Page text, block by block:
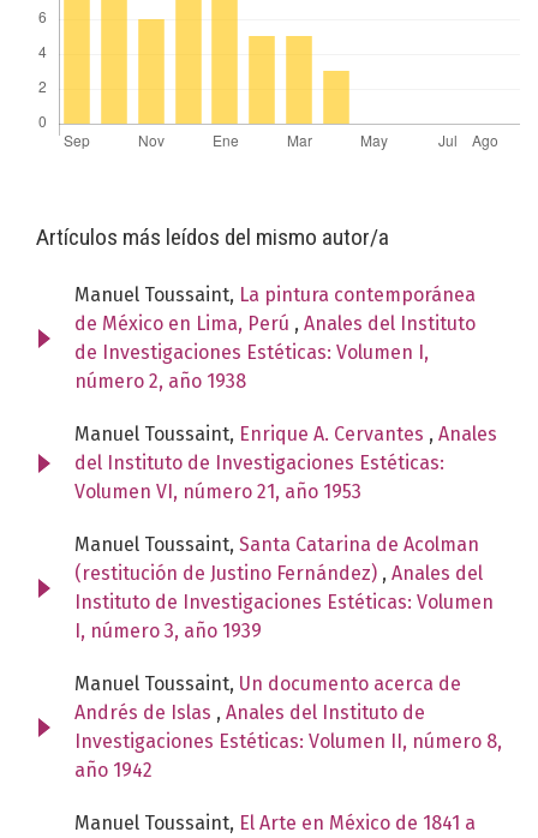
Artículos más leídos del mismo autor/a
Manuel Toussaint, La pintura contemporánea
de México en Lima, Perú , Anales del Instituto
de Investigaciones Estéticas: Volumen I,
número 2, año 1938
Manuel Toussaint, Enrique A. Cervantes , Anales
del Instituto de Investigaciones Estéticas:
Volumen VI, número 21, año 1953
Manuel Toussaint, Santa Catarina de Acolman
(restitución de Justino Fernández) , Anales del
Instituto de Investigaciones Estéticas: Volumen
I, número 3, año 1939
Manuel Toussaint, Un documento acerca de
Andrés de Islas , Anales del Instituto de
Investigaciones Estéticas: Volumen II, número 8,
año 1942
Manuel Toussaint, El Arte en México de 1841 a